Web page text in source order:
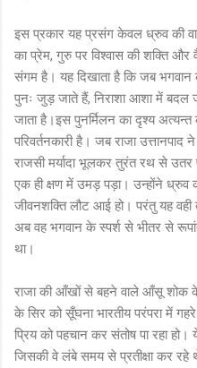
इस प्रकार यह प्रसंग केवल ध्रुव की
का प्रेम, गुरु पर विश्वास की शक्ति और
संगम है। यह दिखाता है कि जब भगवान
पुनः जुड़ जाते हैं, निराशा आशा में बदल
जाता है।इस पुनर्मिलन का दृश्य
परिवर्तनकारी है। जब राजा
राजसी मर्यादा भूलकर तुरंत रथ से उतर
एक ही क्षण में उमड़ पड़ा। उन्होंने ध्रुव
जीवनशक्ति लौट आई हो। परंतु यह
अब वह भगवान के स्पर्श से भीतर से
था।
राजा की आँखों से बहने वाले आँसू शोक
के सिर को सूँघना भारतीय परंपरा में
प्रिय को पहचान कर संतोष पा रहा
जिसकी वे लंबे समय से प्रतीक्षा कर रहे